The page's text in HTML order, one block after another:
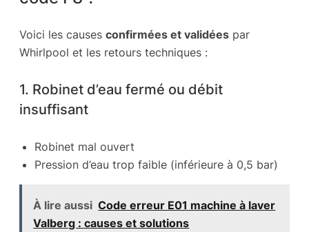
Voici les causes confirmées et validées par
Whirlpool et les retours techniques :
1. Robinet d’eau fermé ou débit
insuffisant
Robinet mal ouvert
Pression d’eau trop faible (inférieure à 0,5 bar)
À lire aussi Code erreur E01 machine à laver
Valberg : causes et solutions